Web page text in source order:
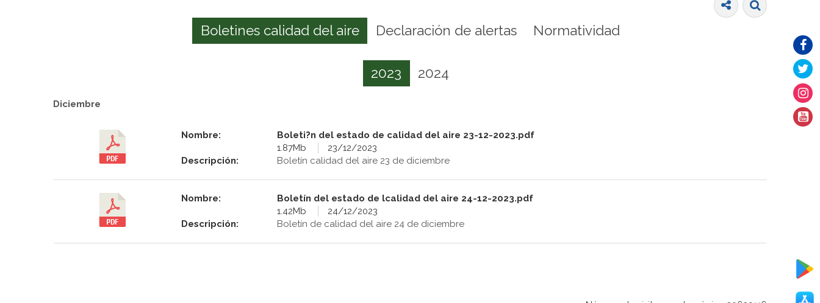
Boletines calidad del aire Declaración de alertas Normatividad
2023 2024
Diciembre
Nombre:
Boleti?n del estado de calidad del aire 23-12-2023.pdf
1.87Mb
23/12/2023
Descripción:
Boletín calidad del aire 23 de diciembre
Nombre:
Boletín del estado de lcalidad del aire 24-12-2023.pdf
1.42Mb
24/12/2023
Descripción:
Boletín de calidad del aire 24 de diciembre